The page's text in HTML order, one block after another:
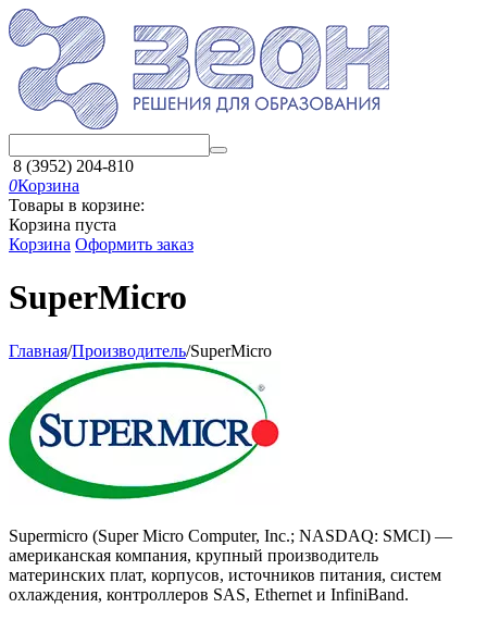
8 (3952) 204-810
0Корзина
Товары в корзине:
Корзина пуста
Корзина Оформить заказ
SuperMicro
Главная/Производитель/SuperMicro
Supermicro (Super Micro Computer, Inc.; NASDAQ: SMCI) —
американская компания, крупный производитель
материнских плат, корпусов, источников питания, систем
охлаждения, контроллеров SAS, Ethernet и InfiniBand.